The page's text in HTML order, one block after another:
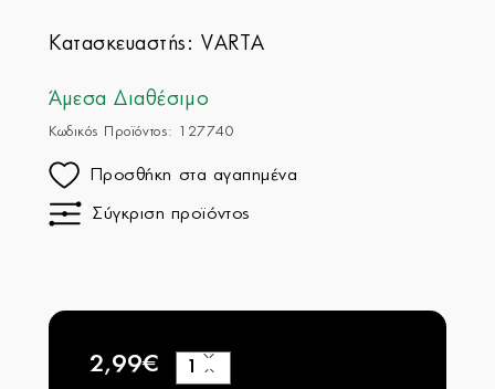
Κατασκευαστής:VARTA
Άμεσα Διαθέσιμο
Κωδικός Προϊόντος: 127740
Προσθήκη στα αγαπημένα
Σύγκριση προϊόντος
2,99€
−
+